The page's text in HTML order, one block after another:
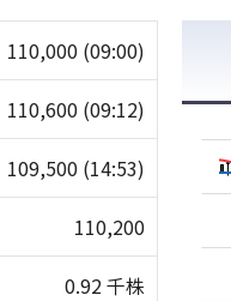
110,000 (09:00)
110,600 (09:12)
109,500 (14:53)
110,200
0.92 千株